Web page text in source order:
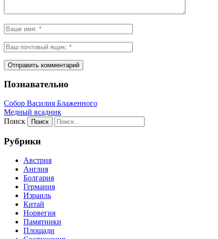
Познавательно
Собор Василия Блаженного
Медный всадник
Поиск
Рубрики
Австрия
Англия
Болгария
Германия
Израиль
Китай
Норвегия
Памятники
Площади